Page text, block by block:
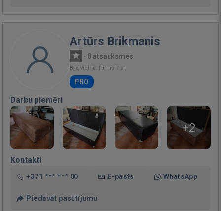
Artūrs Brikmanis
· 0 atsauksmes
Bija vietnē: Pirms 7 st.
PRO
Darbu piemēri
+2
Kontakti
+371 *** *** 00 E-pasts WhatsApp
Piedāvāt pasūtījumu